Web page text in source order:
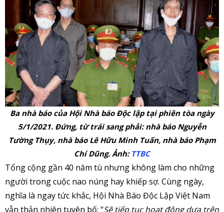
Ba nhà báo của Hội Nhà báo Độc lập tại phiên tòa ngày
5/1/2021. Đứng, từ trái sang phải: nhà báo Nguyễn
Tường Thụy, nhà báo Lê Hữu Minh Tuấn, nhà báo Phạm
Chí Dũng. Ảnh: TTBC
Tổng cộng gần 40 năm tù nhưng không làm cho những
người trong cuộc nao núng hay khiếp sợ. Cùng ngày,
nghĩa là ngay tức khắc, Hội Nhà Báo Độc Lập Việt Nam
vẫn thản nhiên tuyên bố: “Sẽ tiếp tục hoạt động dựa trên